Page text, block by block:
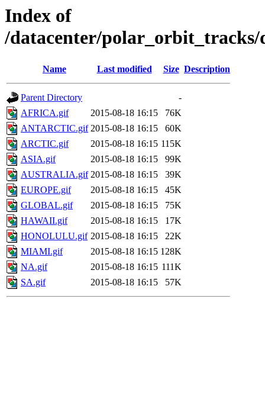
Index of
/datacenter/polar_orbit_tracks/
Name Last modified Size Description
Parent Directory
-
AFRICA.gif
2015-08-18 16:15
76K
ANTARCTIC.gif 2015-08-18 16:15
60K
ARCTIC.gif
2015-08-18 16:15 115K
ASIA.gif
2015-08-18 16:15
99K
AUSTRALIA.gif 2015-08-18 16:15
39K
EUROPE.gif
2015-08-18 16:15
45K
GLOBAL.gif
2015-08-18 16:15
75K
HAWAII.gif
2015-08-18 16:15
17K
HONOLULU.gif 2015-08-18 16:15
22K
MIAMI.gif
2015-08-18 16:15 128K
NA.gif
2015-08-18 16:15 111K
SA.gif
2015-08-18 16:15 57K